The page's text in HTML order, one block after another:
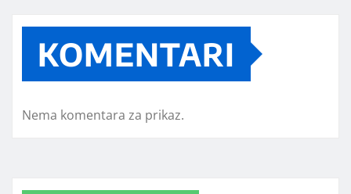
KOMENTARI
Nema komentara za prikaz.